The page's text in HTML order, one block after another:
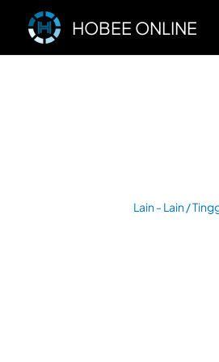
konten
HOBEE ONLINE
Lain - Lain/